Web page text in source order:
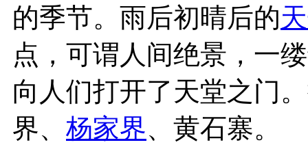
的季节。雨后初晴后的
点，可谓人间绝景，一
向人们打开了天堂之门
界、 杨家界、黄石寨。